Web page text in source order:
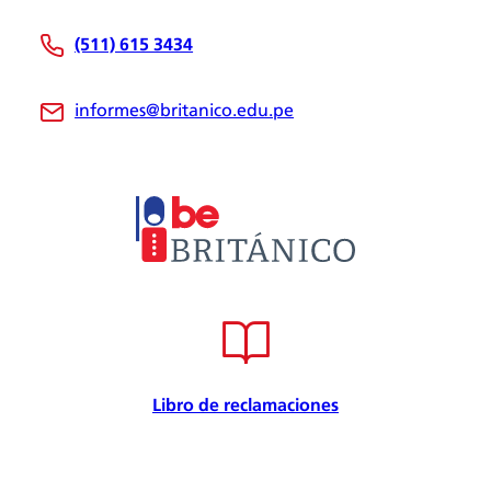
Be Británico
Novedades
Metodología
Embajador cultural
Seguridad de la información
Responsabilidad Social
(511) 615 3434
informes@britanico.edu.pe
Libro de reclamaciones